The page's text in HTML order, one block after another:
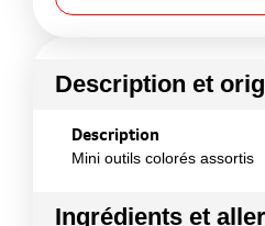
Description et
Description
Mini outils colorés assortis
Ingrédients et